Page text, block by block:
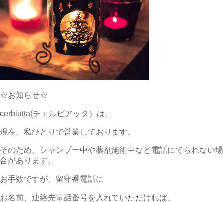
☆お知らせ☆
cerbiatta(チェルビアッタ）は、
現在、私ひとりで営業しております。
そのため、シャンプー中や薬剤施術中など電話にでられない場
合があります。
お手数ですが、留守番電話に
お名前、連絡先電話番号を入れていただければ、